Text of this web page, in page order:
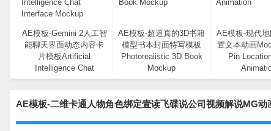
AE模板-Gemini 2人工智
能聊天界面动态内容卡
片模板Artificial
Intelligence Chat
Interface Mockup
AE模板-超逼真的3D书籍
模型书本封面特写模板
Photorealistic 3D Book
Mockup
AE模板-现代
置文本动画
Pin
AE模板-二维卡通人物角色绑定壹读飞碟说公司视频解说MG动